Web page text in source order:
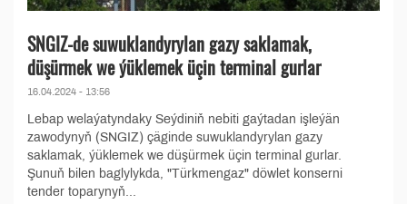
SNGIZ-de suwuklandyrylan gazy saklamak,
düşürmek we ýüklemek üçin terminal gurlar
16.04.2024 - 13:56
Lebap welaýatyndaky Seýdiniň nebiti gaýtadan işleýän
zawodynyň (SNGIZ) çäginde suwuklandyrylan gazy
saklamak, ýüklemek we düşürmek üçin terminal gurlar.
Şunuň bilen baglylykda, "Türkmengaz" döwlet konserni
tender toparynyň...